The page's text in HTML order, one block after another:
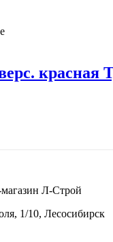
красная
Л-Строй
1/10, Лесосибирск